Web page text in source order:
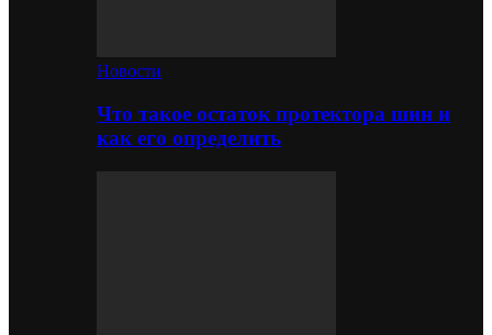
Новости
Что такое остаток протектора шин и
как его определить